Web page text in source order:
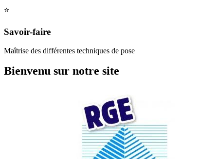
⭐
Savoir-faire
Maîtrise des différentes techniques de pose
Bienvenu sur notre site